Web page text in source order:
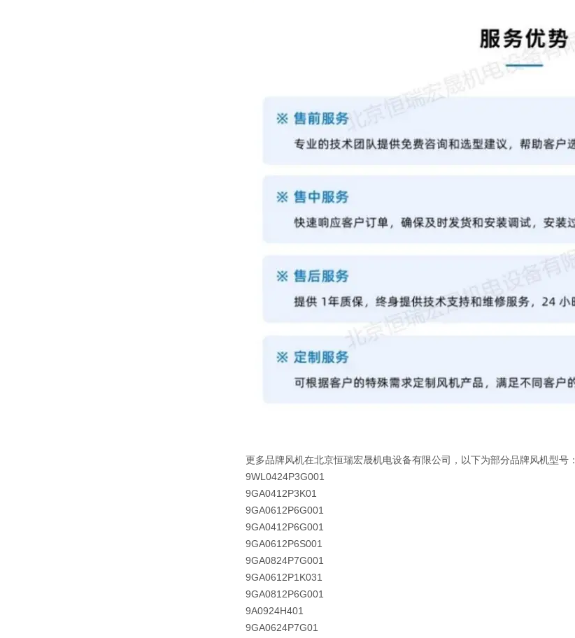
更多品牌风机在北京恒瑞宏晟机电设备有限公司，以下为部分品牌风机型号：
9WL0424P3G001
9GA0412P3K01
9GA0612P6G001
9GA0412P6G001
9GA0612P6S001
9GA0824P7G001
9GA0612P1K031
9GA0812P6G001
9A0924H401
9GA0624P7G01